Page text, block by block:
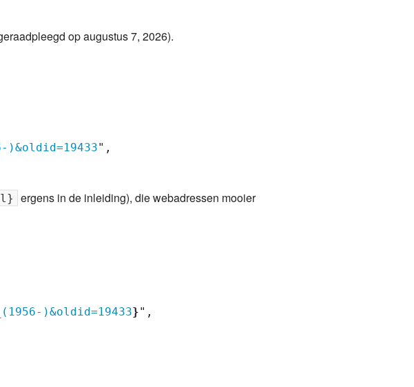
op augustus 7, 2026).
",
ergens in de inleiding), die webadressen mooier
)&oldid=19433}",